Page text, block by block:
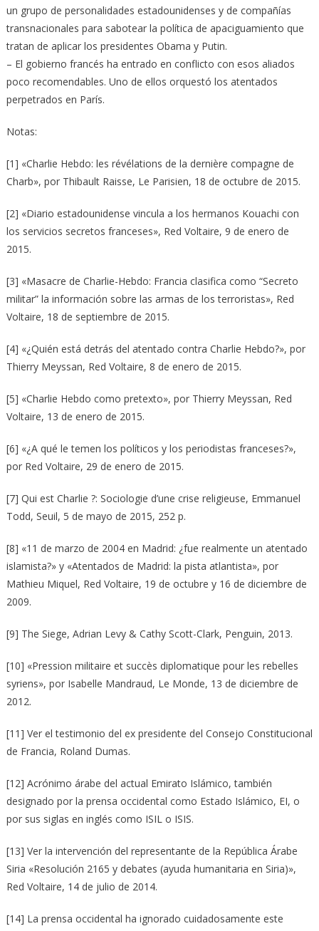
un grupo de personalidades estadounidenses y de compañías
transnacionales para sabotear la política de apaciguamiento que
tratan de aplicar los presidentes Obama y Putin.
– El gobierno francés ha entrado en conflicto con esos aliados
poco recomendables. Uno de ellos orquestó los atentados
perpetrados en París.
Notas:
[1] «Charlie Hebdo: les révélations de la dernière compagne de
Charb», por Thibault Raisse, Le Parisien, 18 de octubre de 2015.
[2] «Diario estadounidense vincula a los hermanos Kouachi con
los servicios secretos franceses», Red Voltaire, 9 de enero de
2015.
[3] «Masacre de Charlie-Hebdo: Francia clasifica como “Secreto
militar” la información sobre las armas de los terroristas», Red
Voltaire, 18 de septiembre de 2015.
[4] «¿Quién está detrás del atentado contra Charlie Hebdo?», por
Thierry Meyssan, Red Voltaire, 8 de enero de 2015.
[5] «Charlie Hebdo como pretexto», por Thierry Meyssan, Red
Voltaire, 13 de enero de 2015.
[6] «¿A qué le temen los políticos y los periodistas franceses?»,
por Red Voltaire, 29 de enero de 2015.
[7] Qui est Charlie ?: Sociologie d’une crise religieuse, Emmanuel
Todd, Seuil,‎ 5 de mayo de 2015, 252 p.
[8] «11 de marzo de 2004 en Madrid: ¿fue realmente un atentado
islamista?» y «Atentados de Madrid: la pista atlantista», por
Mathieu Miquel, Red Voltaire, 19 de octubre y 16 de diciembre de
2009.
[9] The Siege, Adrian Levy & Cathy Scott-Clark, Penguin, 2013.
[10] «Pression militaire et succès diplomatique pour les rebelles
syriens», por Isabelle Mandraud, Le Monde, 13 de diciembre de
2012.
[11] Ver el testimonio del ex presidente del Consejo Constitucional
de Francia, Roland Dumas.
[12] Acrónimo árabe del actual Emirato Islámico, también
designado por la prensa occidental como Estado Islámico, EI, o
por sus siglas en inglés como ISIL o ISIS.
[13] Ver la intervención del representante de la República Árabe
Siria «Resolución 2165 y debates (ayuda humanitaria en Siria)»,
Red Voltaire, 14 de julio de 2014.
[14] La prensa occidental ha ignorado cuidadosamente este